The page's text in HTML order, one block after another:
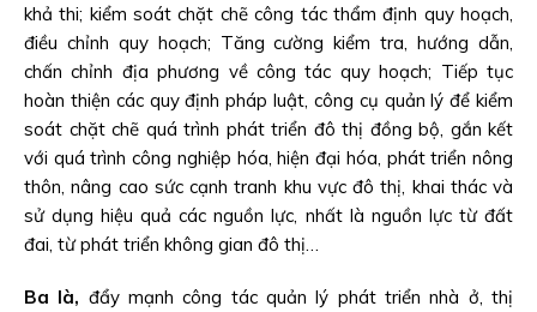
khả thi; kiểm soát chặt chẽ công tác thẩm định quy hoạch,
điều chỉnh quy hoạch; Tăng cường kiểm tra, hướng dẫn,
chấn chỉnh địa phương về công tác quy hoạch; Tiếp tục
hoàn thiện các quy định pháp luật, công cụ quản lý để kiểm
soát chặt chẽ quá trình phát triển đô thị đồng bộ, gắn kết
với quá trình công nghiệp hóa, hiện đại hóa, phát triển nông
thôn, nâng cao sức cạnh tranh khu vực đô thị, khai thác và
sử dụng hiệu quả các nguồn lực, nhất là nguồn lực từ đất
đai, từ phát triển không gian đô thị…
Ba là, đẩy mạnh công tác quản lý phát triển nhà ở, thị